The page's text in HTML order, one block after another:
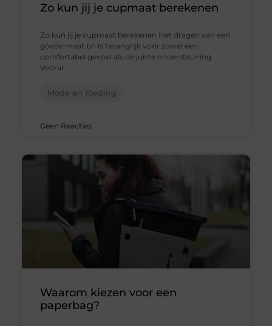
Zo kun jij je cupmaat berekenen
Zo kun jij je cupmaat berekenen Het dragen van een
goede maat bh is belangrijk voor zowel een
comfortabel gevoel als de juiste ondersteuning.
Vooral
Mode en Kleding
Geen Reacties
Waarom kiezen voor een
paperbag?